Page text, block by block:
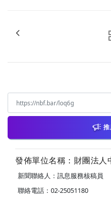
發佈單位名稱：財團法人
新聞聯絡人：訊息服務核稿員
聯絡電話：02-25051180